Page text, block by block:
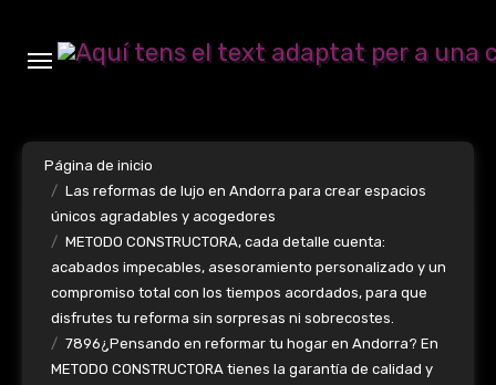
contenido
Página de inicio
Las reformas de lujo en Andorra para crear espacios
únicos agradables y acogedores
METODO CONSTRUCTORA, cada detalle cuenta:
acabados impecables, asesoramiento personalizado y un
compromiso total con los tiempos acordados, para que
disfrutes tu reforma sin sorpresas ni sobrecostes.
7896¿Pensando en reformar tu hogar en Andorra? En
METODO CONSTRUCTORA tienes la garantía de calidad y